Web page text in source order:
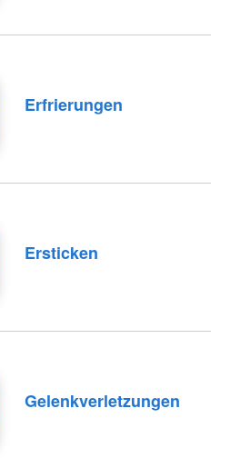
Erfrierungen
Ersticken
Gelenkverletzungen